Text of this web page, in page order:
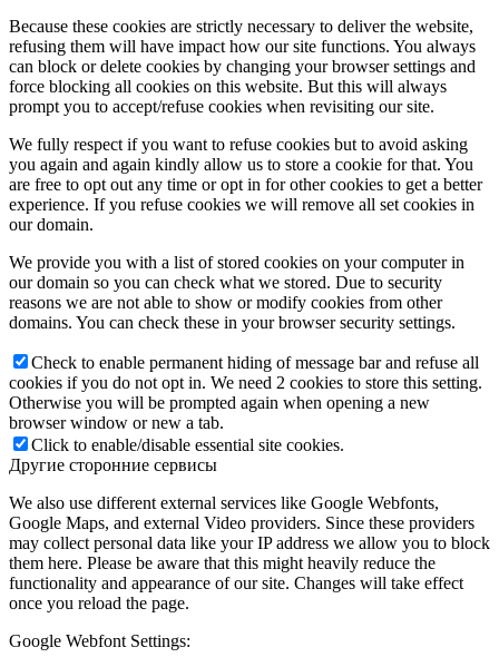
Because these cookies are strictly necessary to deliver the website,
refusing them will have impact how our site functions. You always
can block or delete cookies by changing your browser settings and
force blocking all cookies on this website. But this will always
prompt you to accept/refuse cookies when revisiting our site.
We fully respect if you want to refuse cookies but to avoid asking
you again and again kindly allow us to store a cookie for that. You
are free to opt out any time or opt in for other cookies to get a better
experience. If you refuse cookies we will remove all set cookies in
our domain.
We provide you with a list of stored cookies on your computer in
our domain so you can check what we stored. Due to security
reasons we are not able to show or modify cookies from other
domains. You can check these in your browser security settings.
Check to enable permanent hiding of message bar and refuse all
cookies if you do not opt in. We need 2 cookies to store this setting.
Otherwise you will be prompted again when opening a new
browser window or new a tab.
Click to enable/disable essential site cookies.
Другие сторонние сервисы
We also use different external services like Google Webfonts,
Google Maps, and external Video providers. Since these providers
may collect personal data like your IP address we allow you to block
them here. Please be aware that this might heavily reduce the
functionality and appearance of our site. Changes will take effect
once you reload the page.
Google Webfont Settings: